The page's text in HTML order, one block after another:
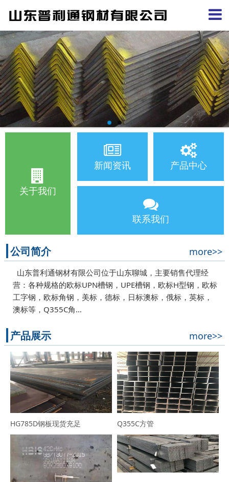
关于我们
新闻资讯 产品中心
联系我们
公司简介 more>>
山东普利通钢材有限公司位于山东聊城，主要销售代理经
营：各种规格的欧标UPN槽钢，UPE槽钢，欧标H型钢，欧标
工字钢，欧标角钢，美标，德标，日标澳标，俄标，英标，
澳标等，Q355C角…
产品展示 more>>
HG785D钢板现货充足 Q355C方管